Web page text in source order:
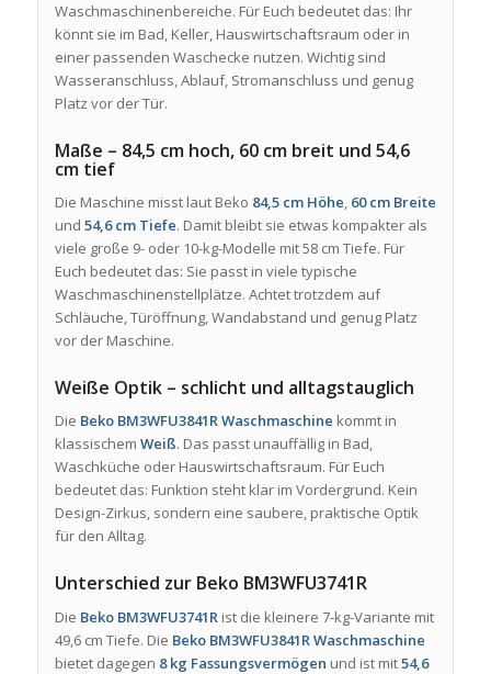
Waschmaschinenbereiche. Für Euch bedeutet das: Ihr
könnt sie im Bad, Keller, Hauswirtschaftsraum oder in
einer passenden Waschecke nutzen. Wichtig sind
Wasseranschluss, Ablauf, Stromanschluss und genug
Platz vor der Tür.
Maße – 84,5 cm hoch, 60 cm breit und 54,6
cm tief
Die Maschine misst laut Beko 84,5 cm Höhe, 60 cm Breite
und 54,6 cm Tiefe. Damit bleibt sie etwas kompakter als
viele große 9- oder 10-kg-Modelle mit 58 cm Tiefe. Für
Euch bedeutet das: Sie passt in viele typische
Waschmaschinenstellplätze. Achtet trotzdem auf
Schläuche, Türöffnung, Wandabstand und genug Platz
vor der Maschine.
Weiße Optik – schlicht und alltagstauglich
Die Beko BM3WFU3841R Waschmaschine kommt in
klassischem Weiß. Das passt unauffällig in Bad,
Waschküche oder Hauswirtschaftsraum. Für Euch
bedeutet das: Funktion steht klar im Vordergrund. Kein
Design-Zirkus, sondern eine saubere, praktische Optik
für den Alltag.
Unterschied zur Beko BM3WFU3741R
Die Beko BM3WFU3741R ist die kleinere 7-kg-Variante mit
49,6 cm Tiefe. Die Beko BM3WFU3841R Waschmaschine
bietet dagegen 8 kg Fassungsvermögen und ist mit54,6